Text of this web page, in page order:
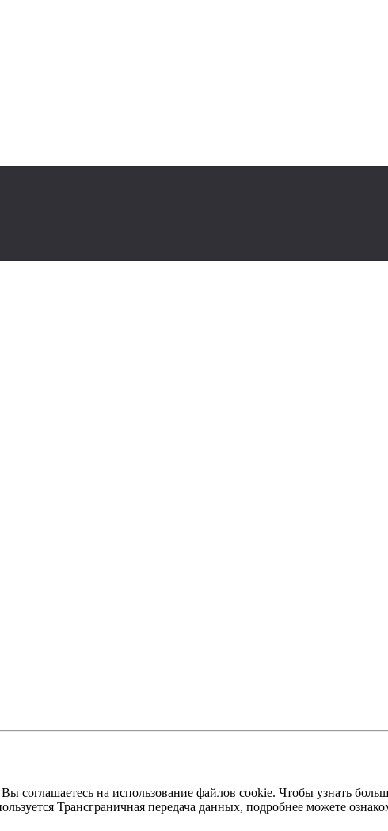
соглашаетесь на использование файлов cookie. Чтобы узнать
Трансграничная передача данных, подробнее можете